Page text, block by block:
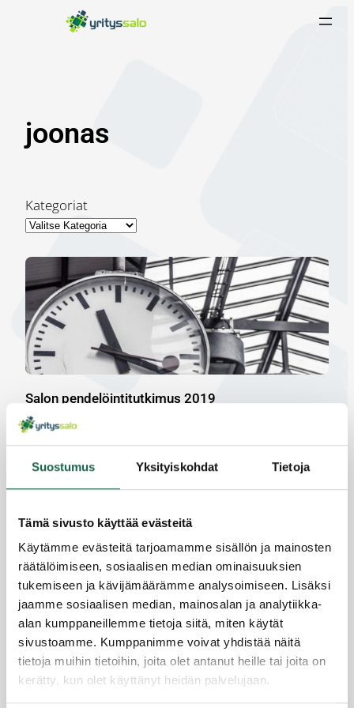
Suostumus Yksityiskohdat Tietoja
Tämä sivusto käyttää evästeitä
Käytämme evästeitä tarjoamamme sisällön ja mainosten
räätälöimiseen, sosiaalisen median ominaisuuksien
tukemiseen ja kävijämäärämme analysoimiseen. Lisäksi
jaamme sosiaalisen median, mainosalan ja analytiikka-
alan kumppaneillemme tietoja siitä, miten käytät
sivustoamme. Kumppanimme voivat yhdistää näitä
tietoja muihin tietoihin, joita olet antanut heille tai joita on
kerätty, kun olet käyttänyt heidän palvelujaan.
joonas
Kategoriat
Salon pendelöintitutkimus 2019
27.6.2019